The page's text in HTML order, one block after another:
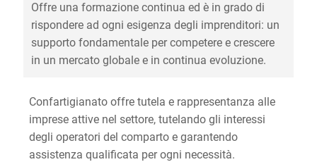
Offre una formazione continua ed è in grado di
rispondere ad ogni esigenza degli imprenditori: un
supporto fondamentale per competere e crescere
in un mercato globale e in continua evoluzione.
Confartigianato offre tutela e rappresentanza alle
imprese attive nel settore, tutelando gli interessi
degli operatori del comparto e garantendo
assistenza qualificata per ogni necessità.